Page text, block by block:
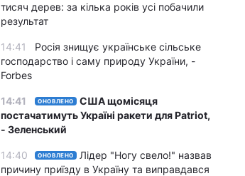
тисяч дерев: за кілька років усі побачили
результат
14:41
Росія знищує українське сільське
господарство і саму природу України, -
Forbes
14:41 ОНОВЛЕНО
США щомісяця
постачатимуть Україні ракети для Patriot,
- Зеленський
14:40 ОНОВЛЕНО
Лідер "Ногу свело!" назвав
причину приїзду в Україну та виправдався